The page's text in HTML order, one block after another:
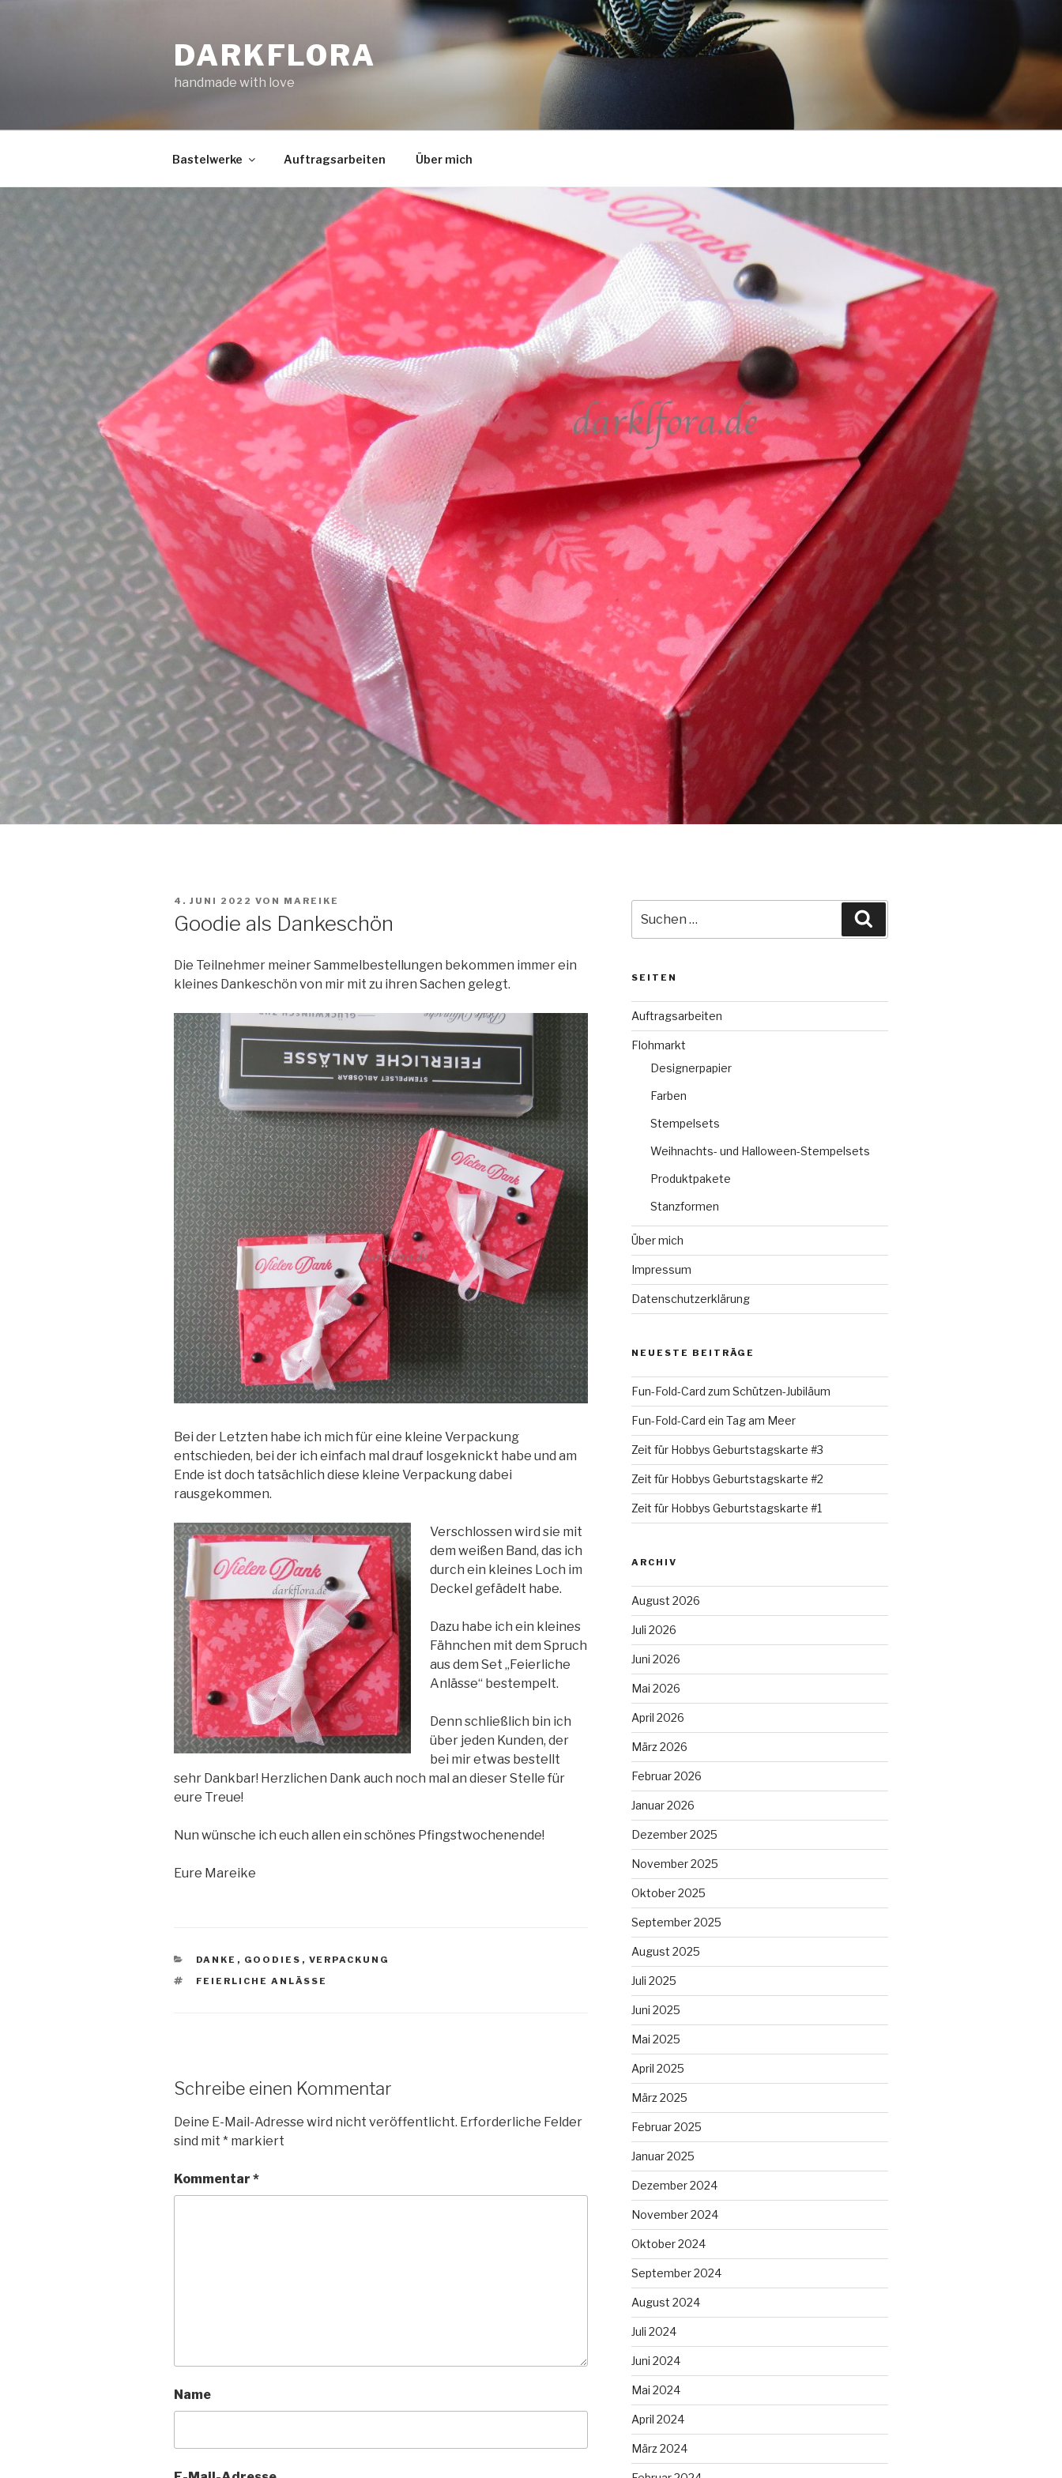
DARKFLORA
handmade with love
Bastelwerke Auftragsarbeiten Über mich
VERÖFFENTLICHT
4. JUNI 2022 VON MAREIKE
Goodie als Dankeschön
Die Teilnehmer meiner Sammelbestellungen bekommen immer ein
kleines Dankeschön von mir mit zu ihren Sachen gelegt.
Bei der Letzten habe ich mich für eine kleine Verpackung
entschieden, bei der ich einfach mal drauf losgeknickt habe und am
Ende ist doch tatsächlich diese kleine Verpackung dabei
rausgekommen.
Verschlossen wird sie mit
dem weißen Band, das ich
durch ein kleines Loch im
Deckel gefädelt habe.
Dazu habe ich ein kleines
Fähnchen mit dem Spruch
aus dem Set „Feierliche
Anlässe“ bestempelt.
Denn schließlich bin ich
über jeden Kunden, der
bei mir etwas bestellt
sehr Dankbar! Herzlichen Dank auch noch mal an dieser Stelle für
eure Treue!
Nun wünsche ich euch allen ein schönes Pfingstwochenende!
Eure Mareike
KATEGORIEN
DANKE , GOODIES , VERPACKUNG
SCHLAGWÖRTER
FEIERLICHE ANLÄSSE
Schreibe einen Kommentar
Deine E-Mail-Adresse wird nicht veröffentlicht. Erforderliche Felder
sind mit * markiert
Kommentar *
Name
nach:
SEITEN
Auftragsarbeiten
Flohmarkt
Designerpapier
Farben
Stempelsets
Weihnachts- und Halloween-Stempelsets
Produktpakete
Stanzformen
Über mich
Impressum
Datenschutzerklärung
NEUESTE BEITRÄGE
Fun-Fold-Card zum Schützen-Jubiläum
Fun-Fold-Card ein Tag am Meer
Zeit für Hobbys Geburtstagskarte #3
Zeit für Hobbys Geburtstagskarte #2
Zeit für Hobbys Geburtstagskarte #1
ARCHIV
August 2026
Juli 2026
Juni 2026
Mai 2026
April 2026
März 2026
Februar 2026
Januar 2026
Dezember 2025
November 2025
Oktober 2025
September 2025
August 2025
Juli 2025
Juni 2025
Mai 2025
April 2025
März 2025
Februar 2025
Januar 2025
Dezember 2024
November 2024
Oktober 2024
September 2024
August 2024
Juli 2024
Juni 2024
Mai 2024
April 2024
März 2024